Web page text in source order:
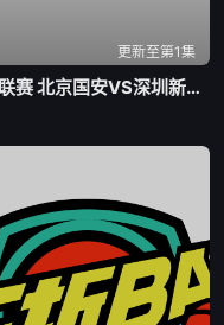
更新至第1集
中超联赛 北京国安VS深圳新鹏城20260807